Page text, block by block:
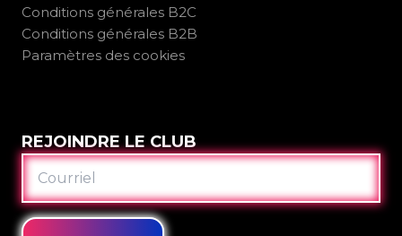
Conditions générales B2C
Conditions générales B2B
Paramètres des cookies
REJOINDRE LE CLUB
COURRIEL